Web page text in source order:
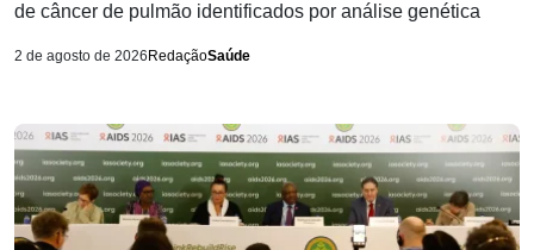
de câncer de pulmão identificados por análise genética
2 de agosto de 2026 RedaçãoSaúde